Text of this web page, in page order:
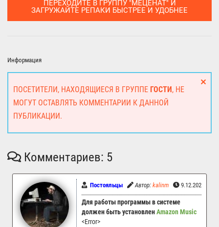
ПЕРЕХОДИТЕ В ГРУППУ "МЕЦЕНАТ" И
ЗАГРУЖАЙТЕ РЕПАКИ БЫСТРЕЕ И УДОБНЕЕ
Информация
ПОСЕТИТЕЛИ, НАХОДЯЩИЕСЯ В ГРУППЕ ГОСТИ , НЕ
МОГУТ ОСТАВЛЯТЬ КОММЕНТАРИИ К ДАННОЙ
ПУБЛИКАЦИИ.
Комментариев: 5
Постояльцы Автор: kalinm 9.12.2022
Для работы программы в системе
должен быть установленAmazon Music
<Error>